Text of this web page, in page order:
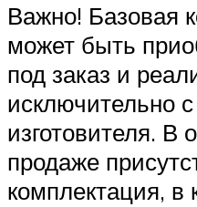
Важно! Базовая
может быть
под заказ и
исключительно
изготовителя. В
продаже
комплектация, в